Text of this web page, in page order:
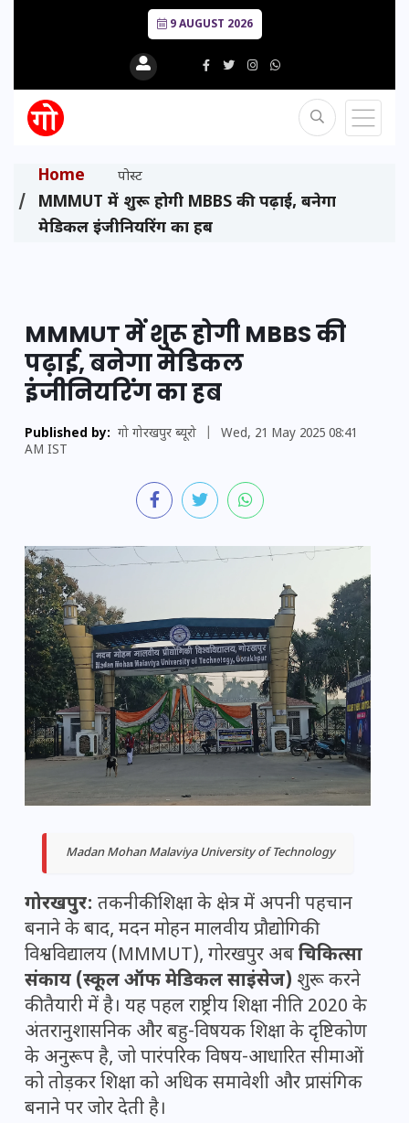
9 AUGUST 2026
Home पोस्ट
MMMUT में शुरू होगी MBBS की पढ़ाई, बनेगा
मेडिकल इंजीनियरिंग का हब
MMMUT में शुरू होगी MBBS की
पढ़ाई, बनेगा मेडिकल
इंजीनियरिंग का हब
Published by: गो गोरखपुर ब्यूरो
Wed, 21 May 2025 08:41
AM IST
Madan Mohan Malaviya University of Technology
गोरखपुर: तकनीकी शिक्षा के क्षेत्र में अपनी पहचान
बनाने के बाद, मदन मोहन मालवीय प्रौद्योगिकी
विश्वविद्यालय (MMMUT), गोरखपुर अबचिकित्सा
संकाय (स्कूल ऑफ मेडिकल साइंसेज) शुरू करने
की तैयारी में है। यह पहल राष्ट्रीय शिक्षा नीति 2020 के
अंतरानुशासनिक और बहु-विषयक शिक्षा के दृष्टिकोण
के अनुरूप है, जो पारंपरिक विषय-आधारित सीमाओं
को तोड़कर शिक्षा को अधिक समावेशी और प्रासंगिक
बनाने पर जोर देती है।